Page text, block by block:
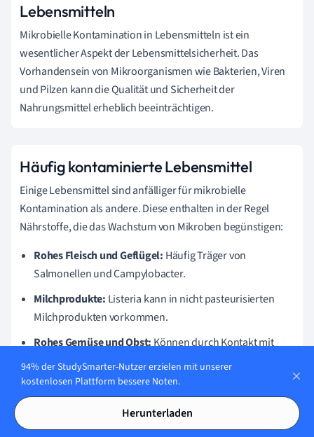
Lebensmitteln
Mikrobielle Kontamination in Lebensmitteln ist ein
wesentlicher Aspekt der Lebensmittelsicherheit. Das
Vorhandensein von Mikroorganismen wie Bakterien, Viren
und Pilzen kann die Qualität und Sicherheit der
Nahrungsmittel erheblich beeinträchtigen.
Häufig kontaminierte Lebensmittel
Einige Lebensmittel sind anfälliger für mikrobielle
Kontamination als andere. Diese enthalten in der Regel
Nährstoffe, die das Wachstum von Mikroben begünstigen:
Rohes Fleisch und Geflügel: Häufig Träger von
Salmonellen und Campylobacter.
Milchprodukte: Listeria kann in nicht pasteurisierten
Milchprodukten vorkommen.
Rohes Gemüse und Obst:Können durch Kontakt mit
kontaminiertem Wasser oder Erdboden verunreinigt
werden.
insbesondere in wärmeren Monaten.
94% der StudySmarter-Nutzer erzielen mit unserer
kostenlosen Plattform bessere Noten.
Herunterladen